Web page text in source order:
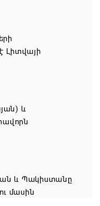
Լիտվայի
և
և Պակիստանը
մասին